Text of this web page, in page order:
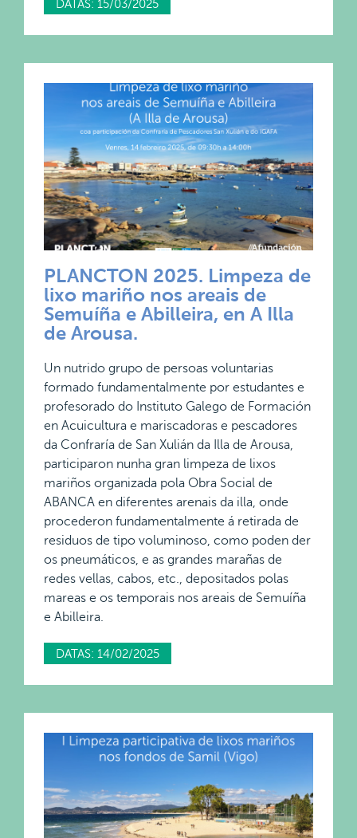
DATAS: 15/03/2025
PLANCTON 2025. Limpeza de
lixo mariño nos areais de
Semuíña e Abilleira, en A Illa
de Arousa.
Un nutrido grupo de persoas voluntarias
formado fundamentalmente por estudantes e
profesorado do Instituto Galego de Formación
en Acuicultura e mariscadoras e pescadores
da Confraría de San Xulián da Illa de Arousa,
participaron nunha gran limpeza de lixos
mariños organizada pola Obra Social de
ABANCA en diferentes arenais da illa, onde
procederon fundamentalmente á retirada de
residuos de tipo voluminoso, como poden der
os pneumáticos, e as grandes marañas de
redes vellas, cabos, etc., depositados polas
mareas e os temporais nos areais de Semuíña
e Abilleira.
DATAS: 14/02/2025